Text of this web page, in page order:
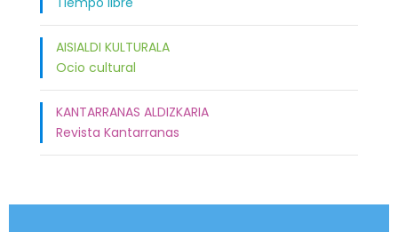
AISIALDI KULTURALA
Ocio cultural
KANTARRANAS ALDIZKARIA
Revista Kantarranas